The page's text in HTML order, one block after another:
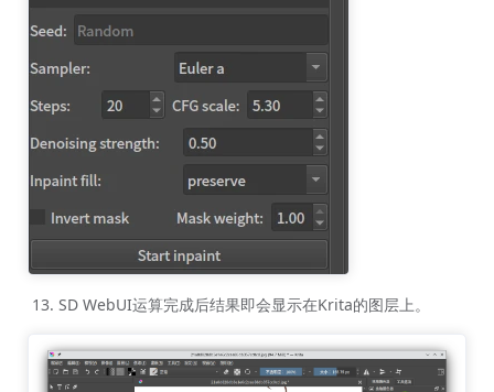
SD WebUI运算完成后结果即会显示在Krita的图层上。